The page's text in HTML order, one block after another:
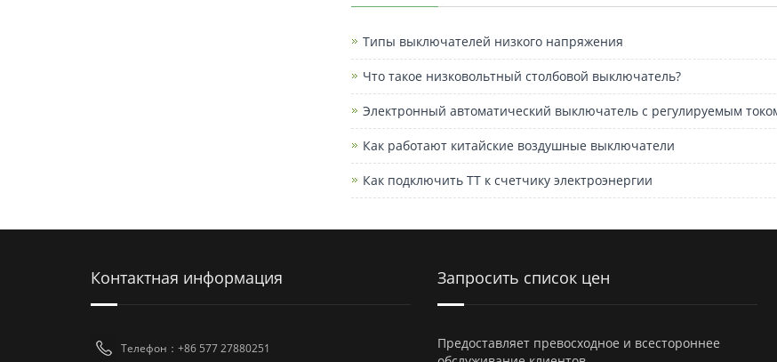
p o
k
o
k
M
e
ss
e
n
er
и
т
ь
Типы выключателей низкого напряжения
Что такое низковольтный столбовой выключатель?
Электронный автоматический выключатель с регулируемым
Как работают китайские воздушные выключатели
Как подключить ТТ к счетчику электроэнергии
Контактная информация
Телефон：+86 577 27880251
Запросить список цен
Предоставляет превосходное и всестороннее